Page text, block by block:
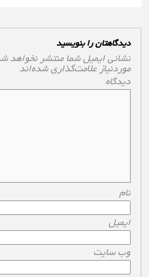
دیدگاهتان را بنویسید
نشانی ایمیل شما منتشر نخواهد شد.
موردنیاز علامت‌گذاری شده‌اند*
دیدگاه*
نام*
ایمیل*
وب‌ سایت